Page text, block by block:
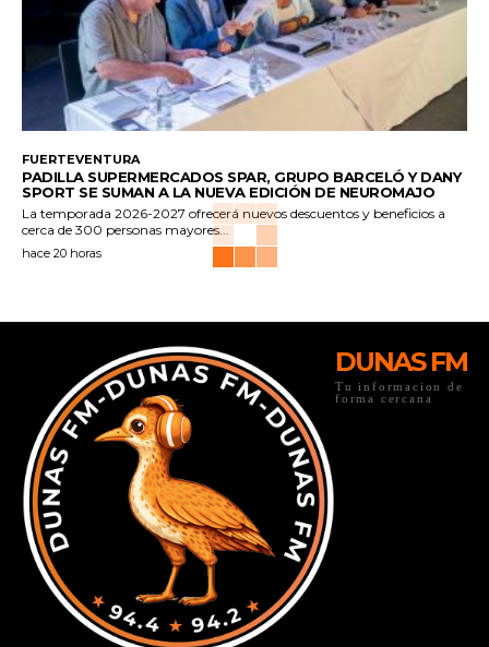
FUERTEVENTURA
PADILLA SUPERMERCADOS SPAR, GRUPO BARCELÓ Y DANY
SPORT SE SUMAN A LA NUEVA EDICIÓN DE NEUROMAJO
La temporada 2026-2027 ofrecerá nuevos descuentos y beneficios a
cerca de 300 personas mayores...
hace 20 horas
DUNAS FM
Tu informacion de
forma cercana